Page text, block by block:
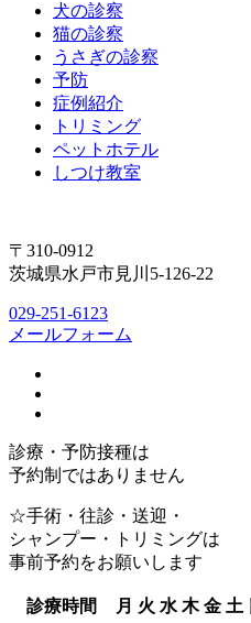
犬の診察
猫の診察
うさぎの診察
予防
症例紹介
トリミング
ペットホテル
しつけ教室
〒310-0912
茨城県水戸市見川5-126-22
029-251-6123
メールフォーム
診療・予防接種は
予約制ではありません
☆手術・往診・送迎・
シャンプー・トリミングは
事前予約をお願いします
診療時間 月 火 水 木 金 土